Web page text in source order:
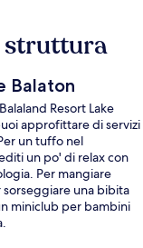
struttura
Balaton
Resort Lake
approfittare di servizi
un tuffo nel
un po' di relax con
Per mangiare
una bibita
miniclub per bambini